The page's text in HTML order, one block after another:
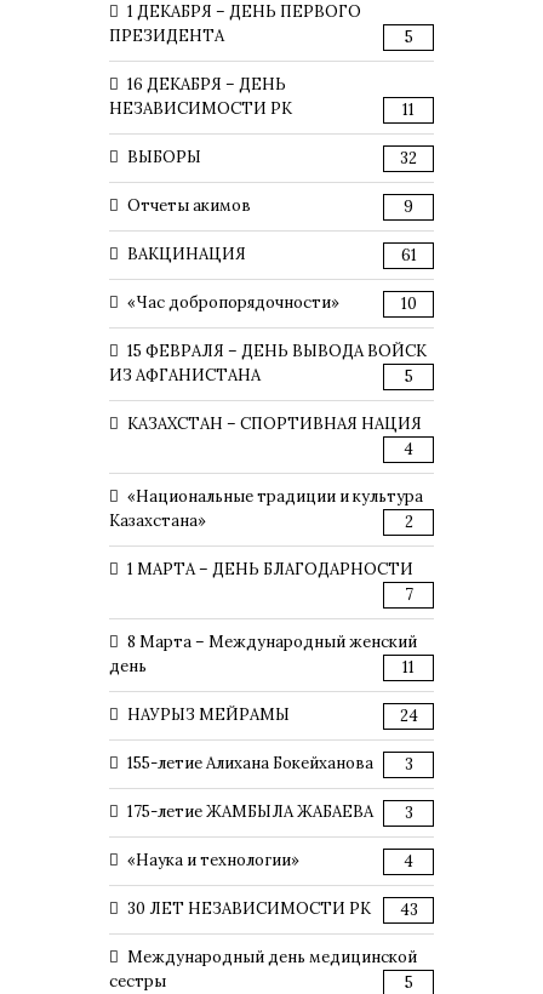
1 ДЕКАБРЯ – ДЕНЬ ПЕРВОГО
ПРЕЗИДЕНТА
5
16 ДЕКАБРЯ – ДЕНЬ
НЕЗАВИСИМОСТИ РК
11
ВЫБОРЫ 32
Отчеты акимов 9
ВАКЦИНАЦИЯ 61
«Час добропорядочности» 10
15 ФЕВРАЛЯ – ДЕНЬ ВЫВОДА ВОЙСК
ИЗ АФГАНИСТАНА
5
КАЗАХСТАН – СПОРТИВНАЯ НАЦИЯ
4
«Национальные традиции и культура
Казахстана»
2
1 МАРТА – ДЕНЬ БЛАГОДАРНОСТИ
7
8 Марта – Международный женский
день
11
НАУРЫЗ МЕЙРАМЫ 24
155-летие Алихана Бокейханова 3
175-летие ЖАМБЫЛА ЖАБАЕВА 3
«Наука и технологии» 4
30 ЛЕТ НЕЗАВИСИМОСТИ РК 43
Международный день медицинской
сестры
5